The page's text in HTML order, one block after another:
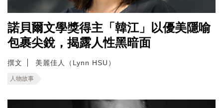
諾貝爾文學獎得主「韓江」以優美隱喻
包裹尖銳，揭露人性黑暗面
撰文 美麗佳人（Lynn HSU）
人物故事